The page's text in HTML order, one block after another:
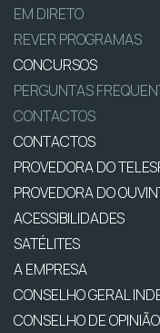
EM DIRETO
REVER PROGRAMAS
CONCURSOS
PERGUNTAS
CONTACTOS
CONTACTOS
PROVEDORA DO
PROVEDORA DO
ACESSIBILIDADES
SATÉLITES
A EMPRESA
CONSELHO GERAL
CONSELHO DE OPINIÃO